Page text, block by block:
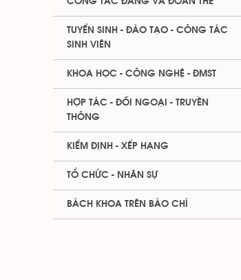
TUYỂN SINH - ĐÀO TẠO - CÔNG TÁC
SINH VIÊN
KHOA HỌC - CÔNG NGHỆ - ĐMST
HỢP TÁC - ĐỐI NGOẠI - TRUYỀN
THÔNG
KIỂM ĐỊNH - XẾP HẠNG
TỔ CHỨC - NHÂN SỰ
BÁCH KHOA TRÊN BÁO CHÍ